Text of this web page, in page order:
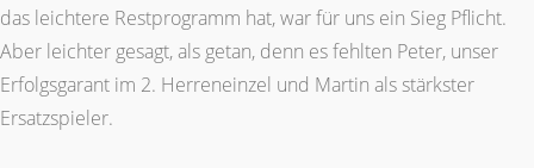
das leichtere Restprogramm hat, war für uns ein Sieg Pflicht.
Aber leichter gesagt, als getan, denn es fehlten Peter, unser
Erfolgsgarant im 2. Herreneinzel und Martin als stärkster
Ersatzspieler.